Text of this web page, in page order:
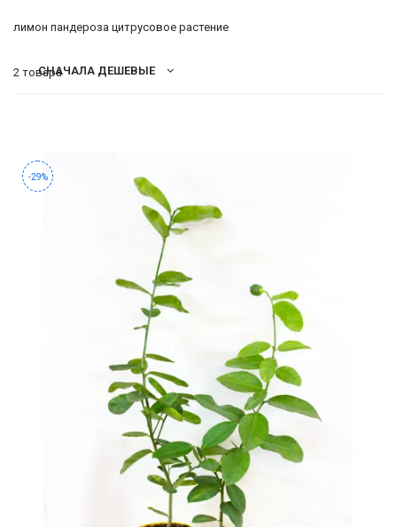
лимон пандероза цитрусовое растение
СНАЧАЛА ДЕШЕВЫЕ
2 товара
-29%